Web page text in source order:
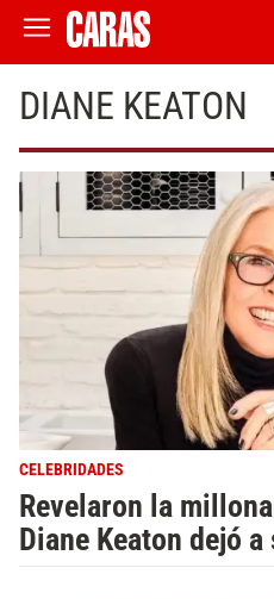
DIANE KEATON
CELEBRIDADES
Revelaron la
Diane Keaton dejó